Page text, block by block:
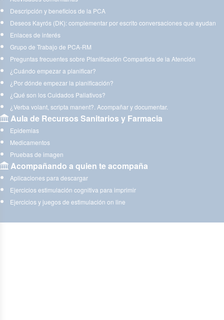
Descripción y beneficios de la PCA
Deseos Kayrós (DK): complementar por escrito conversaciones que ayudan
Enlaces de interés
Grupo de Trabajo de PCA-RM
Preguntas frecuentes sobre Planificación Compartida de la Atención
¿Cuándo empezar a planificar?
¿Por dónde empezar la planificación?
¿Qué son los Cuidados Paliativos?
¿Verba volant, scripta manent?. Acompañar y documentar.
Aula de Recursos Sanitarios y Farmacia
Epidemias
Medicamentos
Pruebas de imagen
Acompañando a quien te acompaña
Aplicaciones para descargar
Ejercicios estimulación cognitiva para imprimir
Ejercicios y juegos de estimulación on line